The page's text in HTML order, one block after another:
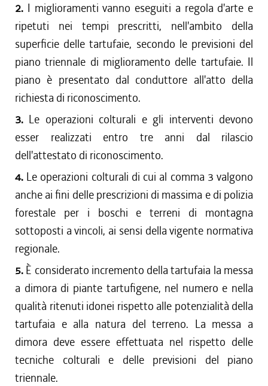
2. I miglioramenti vanno eseguiti a regola d'arte e
ripetuti nei tempi prescritti, nell'ambito della
superficie delle tartufaie, secondo le previsioni del
piano triennale di miglioramento delle tartufaie. Il
piano è presentato dal conduttore all'atto della
richiesta di riconoscimento.
3. Le operazioni colturali e gli interventi devono
esser realizzati entro tre anni dal rilascio
dell'attestato di riconoscimento.
4. Le operazioni colturali di cui al comma 3 valgono
anche ai fini delle prescrizioni di massima e di polizia
forestale per i boschi e terreni di montagna
sottoposti a vincoli, ai sensi della vigente normativa
regionale.
5. È considerato incremento della tartufaia la messa
a dimora di piante tartufigene, nel numero e nella
qualità ritenuti idonei rispetto alle potenzialità della
tartufaia e alla natura del terreno. La messa a
dimora deve essere effettuata nel rispetto delle
tecniche colturali e delle previsioni del piano
triennale.